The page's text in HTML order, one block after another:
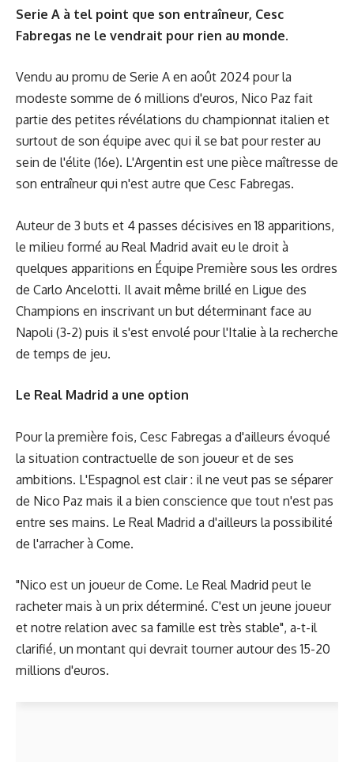
Serie A à tel point que son entraîneur, Cesc
Fabregas ne le vendrait pour rien au monde.
Vendu au promu de Serie A en août 2024 pour la
modeste somme de 6 millions d'euros, Nico Paz fait
partie des petites révélations du championnat italien et
surtout de son équipe avec qui il se bat pour rester au
sein de l'élite (16e). L'Argentin est une pièce maîtresse de
son entraîneur qui n'est autre que Cesc Fabregas.
Auteur de 3 buts et 4 passes décisives en 18 apparitions,
le milieu formé au Real Madrid avait eu le droit à
quelques apparitions en Équipe Première sous les ordres
de Carlo Ancelotti. Il avait même brillé en Ligue des
Champions en inscrivant un but déterminant face au
Napoli (3-2) puis il s'est envolé pour l'Italie à la recherche
de temps de jeu.
Le Real Madrid a une option
Pour la première fois, Cesc Fabregas a d'ailleurs évoqué
la situation contractuelle de son joueur et de ses
ambitions. L'Espagnol est clair : il ne veut pas se séparer
de Nico Paz mais il a bien conscience que tout n'est pas
entre ses mains. Le Real Madrid a d'ailleurs la possibilité
de l'arracher à Come.
"Nico est un joueur de Come. Le Real Madrid peut le
racheter mais à un prix déterminé. C'est un jeune joueur
et notre relation avec sa famille est très stable", a-t-il
clarifié, un montant qui devrait tourner autour des 15-20
millions d'euros.